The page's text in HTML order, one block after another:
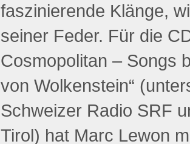
faszinierende Klänge,
seiner Feder. Für die
Cosmopolitan – Songs
von Wolkenstein“
Schweizer Radio SRF
Tirol) hat Marc Lewon